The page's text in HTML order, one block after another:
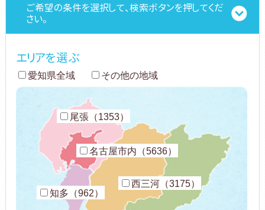
ご希望の条件を選択して、検索ボタンを押してくだ
さい。
エリアを選ぶ
愛知県全域 その他の地域
名古屋市内（5636）
尾張（1353）
知多（962）
西三河（3175）